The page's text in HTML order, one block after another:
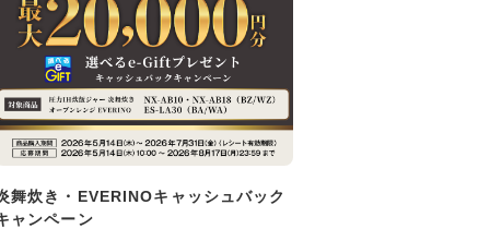
舞炊き・EVERINOキャッシュバック
ャンペーン